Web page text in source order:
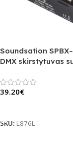
Soundsation SPBX-
DMX skirstytuvas
39.20€
SKU: L876L